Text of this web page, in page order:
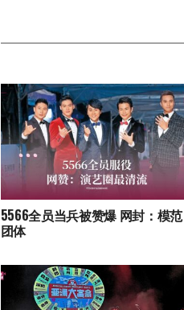
5566全员当兵被赞爆 网封：模范
团体